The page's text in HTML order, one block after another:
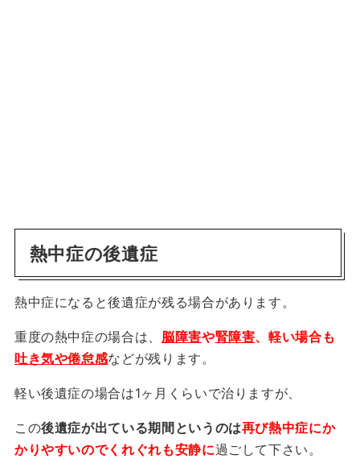
熱中症の後遺症
熱中症になると後遺症が残る場合があります。
重度の熱中症の場合は、 脳障害や腎障害、軽い場合も
吐き気や倦怠感などが残ります。
軽い後遺症の場合は1ヶ月くらいで治りますが、
この後遺症が出ている期間というのは再び熱中症にか
かりやすいのでくれぐれも安静に過ごして下さい。